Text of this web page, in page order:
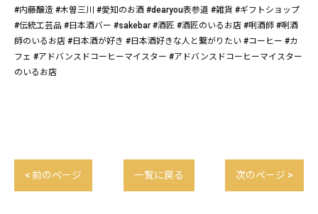
#内藤醸造 #木曽三川 #愛知のお酒 #dearyou表参道 #雑貨 #ギフトショップ
#伝統工芸品 #日本酒バー #sakebar #酒匠 #酒匠のいるお店 #唎酒師 #唎酒
師のいるお店 #日本酒が好き #日本酒好きな人と繋がりたい #コーヒー #カ
フェ #アドバンスドコーヒーマイスター #アドバンスドコーヒーマイスター
のいるお店
< 前のページ 一覧に戻る 次のページ >